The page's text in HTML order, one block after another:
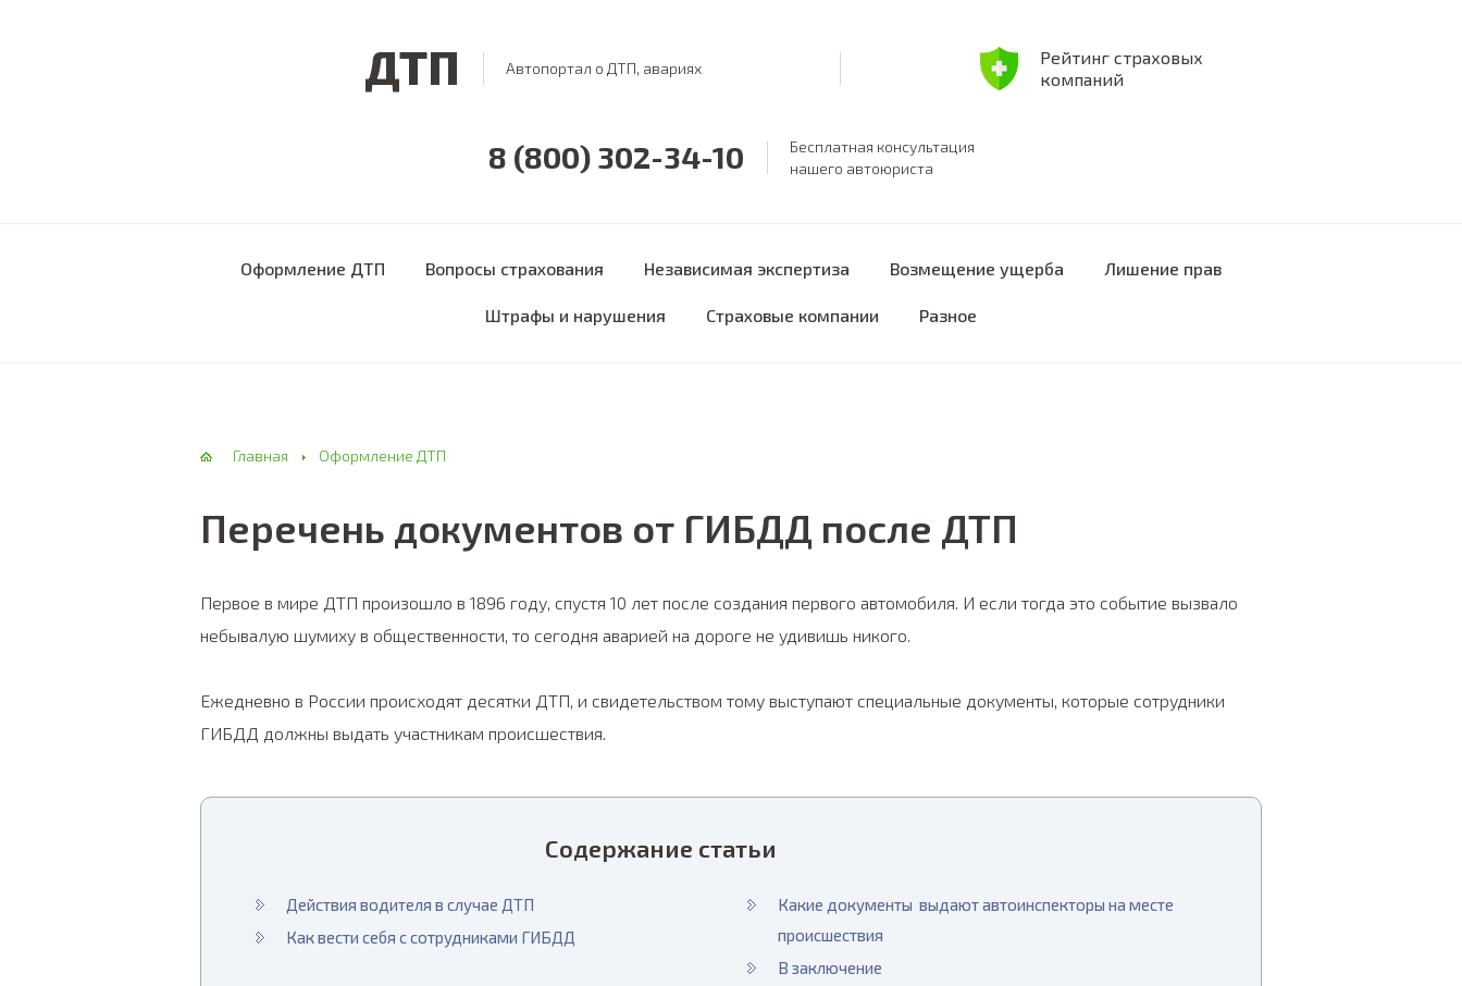
ДТП Автопортал о ДТП, авариях
Рейтинг страховых
компаний
8 (800) 302-34-10
Бесплатная консультация
нашего автоюриста
Оформление ДТП Вопросы страхования Независимая экспертиза Возмещение ущерба Лишение прав
Штрафы и нарушения Страховые компании Разное
Главная Оформление ДТП
Перечень документов от ГИБДД после ДТП
Первое в мире ДТП произошло в 1896 году, спустя 10 лет после создания первого автомобиля. И если тогда это событие вызвало
небывалую шумиху в общественности, то сегодня аварией на дороге не удивишь никого.
Ежедневно в России происходят десятки ДТП, и свидетельством тому выступают специальные документы, которые сотрудники
ГИБДД должны выдать участникам происшествия.
Содержание статьи
Действия водителя в случае ДТП
Как вести себя с сотрудниками ГИБДД
Какие документы выдают автоинспекторы на месте
происшествия
В заключение